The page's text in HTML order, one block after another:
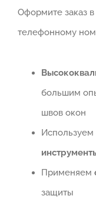
Оформите заказ
телефонному
большим
швов окон
Используем
Применяем
защиты